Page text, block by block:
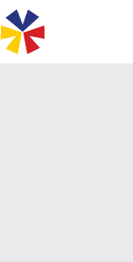
Zum
Inhalt
springen